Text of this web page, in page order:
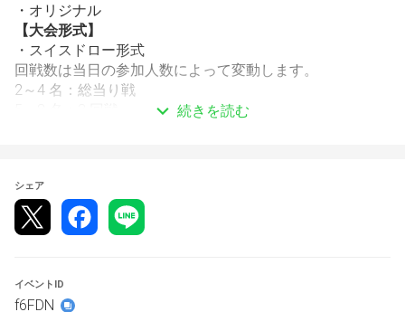
・オリジナル
【大会形式】
・スイスドロー形式
回戦数は当日の参加人数によって変動します。
2～4 名：総当り戦
時間切れの場合はその時点で両者敗北。
延長ターン等はございませんのでご注意ください。
スケジュール
15：00～ 1回戦
17：00～ 表彰式
続きを読む
シェア
イベントID
f6FDN